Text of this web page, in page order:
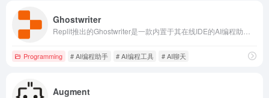
Ghostwriter
Programming # AI编程助手 # AI编程工具 # AI聊天
Augment